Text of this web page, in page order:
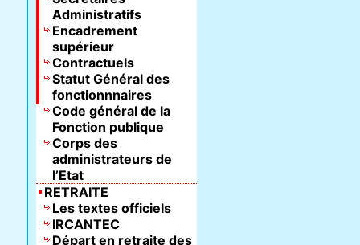
Administratifs
Encadrement
supérieur
Contractuels
Statut Général des
fonctionnnaires
Code général de la
Fonction publique
Corps des
administrateurs de
l’Etat
RETRAITE
Les textes officiels
IRCANTEC
Départ en retraite des